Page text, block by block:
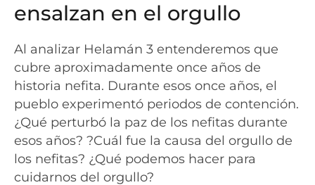
ensalzan en el orgullo
Al analizar Helamán 3 entenderemos que
cubre aproximadamente once años de
historia nefita. Durante esos once años, el
pueblo experimentó periodos de contención.
¿Qué perturbó la paz de los nefitas durante
esos años? ?Cuál fue la causa del orgullo de
los nefitas? ¿Qué podemos hacer para
cuidarnos del orgullo?